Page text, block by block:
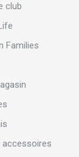
club
Families
accessoires